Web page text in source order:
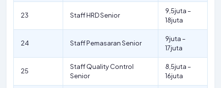
23 Staff HRD Senior
9,5juta –
18juta
24 Staff Pemasaran Senior
9juta –
17juta
25
Staff Quality Control
Senior
8,5juta –
16juta